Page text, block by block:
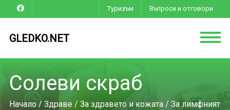
Туризъм Въпроси и отговори
GLEDKO.NET
Солеви скраб
Начало/ Здраве/ За здравето и кожата/ За лимфният